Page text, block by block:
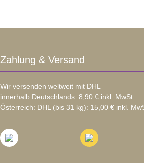
Zahlung & Versand
Wir versenden weltweit mit DHL
innerhalb Deutschlands: 8,90 € inkl. MwSt.
Österreich: DHL (bis 31 kg): 15,00 € inkl.